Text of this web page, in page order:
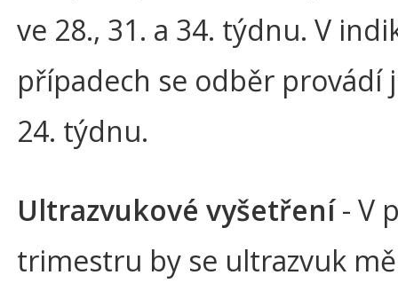
ve 28., 31. a 34. týdnu. V
případech se odběr provádí
24. týdnu.
Ultrazvukové vyšetření- V
trimestru by se ultrazvuk